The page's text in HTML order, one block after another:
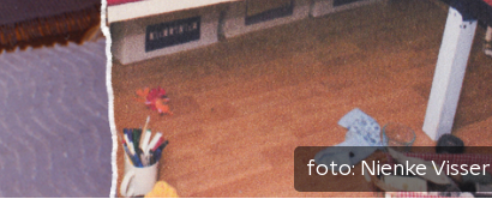
foto:Nienke Visser